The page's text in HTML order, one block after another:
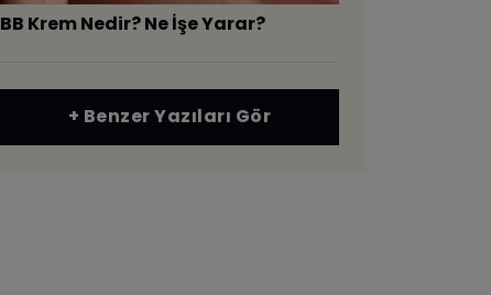
BB Krem Nedir? Ne İşe Yarar?
+ Benzer Yazıları Gör